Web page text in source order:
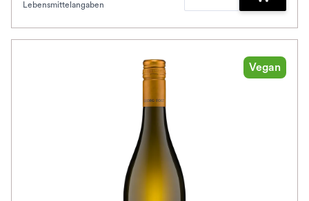
Lebensmittelangaben
Zum
Vegan